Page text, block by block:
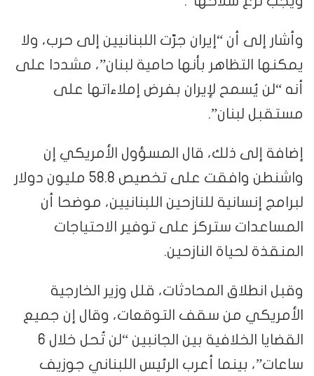
وأشار إلى أن “إيران جرّت اللبنانيين إلى حرب، ولا
يمكنها التظاهر بأنها حامية لبنان”، مشددا على
أنه “لن يُسمح لإيران بفرض إملاءاتها على
مستقبل لبنان”.
إضافة إلى ذلك، قال المسؤول الأمريكي إن
واشنطن وافقت على تخصيص 58.8 مليون دولار
لبرامج إنسانية للنازحين اللبنانيين، موضحا أن
المساعدات ستركز على توفير الاحتياجات
المنقذة لحياة النازحين.
وقبل انطلاق المحادثات، قلل وزير الخارجية
الأمريكي من سقف التوقعات، وقال إن جميع
القضايا الخلافية بين الجانبين “لن تُحل خلال 6
ساعات”، بينما أعرب الرئيس اللبناني جوزيف